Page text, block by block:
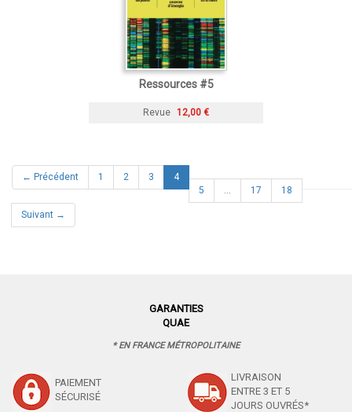
Ressources #5
Revue 12,00 €
← Précédent 1 2 3 4(current)
5
… 17 18
Suivant →
GARANTIES
QUAE
* EN FRANCE MÉTROPOLITAINE
PAIEMENT
SÉCURISÉ
LIVRAISON
ENTRE 3 ET 5
JOURS OUVRÉS*